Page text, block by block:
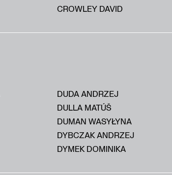
CROWLEY DAVID
DUDA ANDRZEJ
DULLA MATÚŠ
DUMAN WASYŁYNA
DYBCZAK ANDRZEJ
DYMEK DOMINIKA